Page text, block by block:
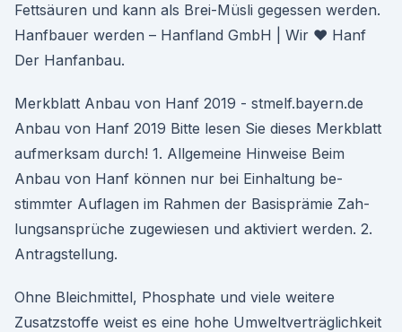
Fettsäuren und kann als Brei-Müsli gegessen werden.
Hanfbauer werden – Hanfland GmbH | Wir ♥ Hanf
Der Hanfanbau.
Merkblatt Anbau von Hanf 2019 - stmelf.bayern.de
Anbau von Hanf 2019 Bitte lesen Sie dieses Merkblatt
aufmerksam durch! 1. Allgemeine Hinweise Beim
Anbau von Hanf können nur bei Einhaltung be-
stimmter Auflagen im Rahmen der Basisprämie Zah-
lungsansprüche zugewiesen und aktiviert werden. 2.
Antragstellung.
Ohne Bleichmittel, Phosphate und viele weitere
Zusatzstoffe weist es eine hohe Umweltverträglichkeit